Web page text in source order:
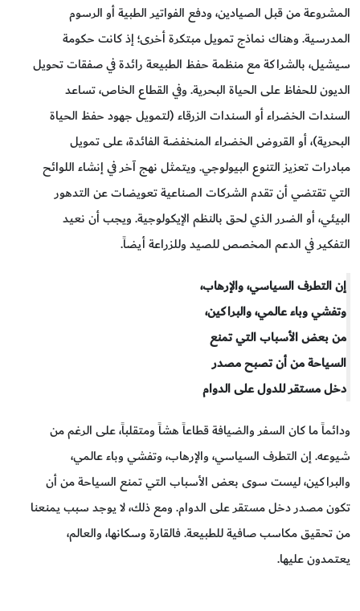
المشروعة من قبل الصيادين، ودفع الفواتير الطبية أو الرسوم
المدرسية. وهناك نماذج تمويل مبتكرة أخرى؛ إذ كانت حكومة
سيشيل، بالشراكة مع منظمة حفظ الطبيعة رائدة في صفقات تحويل
الديون للحفاظ على الحياة البحرية. وفي القطاع الخاص، تساعد
السندات الخضراء أو السندات الزرقاء (لتمويل جهود حفظ الحياة
البحرية)، أو القروض الخضراء المنخفضة الفائدة، على تمويل
مبادرات تعزيز التنوع البيولوجي. ويتمثل نهج آخر في إنشاء اللوائح
التي تقتضي أن تقدم الشركات الصناعية تعويضات عن التدهور
البيئي، أو الضرر الذي لحق بالنظم الإيكولوجية. ويجب أن نعيد
التفكير في الدعم المخصص للصيد وللزراعة أيضاً.
إن التطرف السياسي، والإرهاب،
وتفشي وباء عالمي، والبراكين،
من بعض الأسباب التي تمنع
السياحة من أن تصبح مصدر
دخل مستقر للدول على الدوام
ودائماً ما كان السفر والضيافة قطاعاً هشاً ومتقلباً، على الرغم من
شيوعه. إن التطرف السياسي، والإرهاب، وتفشي وباء عالمي،
والبراكين، ليست سوى بعض الأسباب التي تمنع السياحة من أن
تكون مصدر دخل مستقر على الدوام. ومع ذلك، لا يوجد سبب يمنعنا
من تحقيق مكاسب صافية للطبيعة. فالقارة وسكانها، والعالم،
يعتمدون عليها.